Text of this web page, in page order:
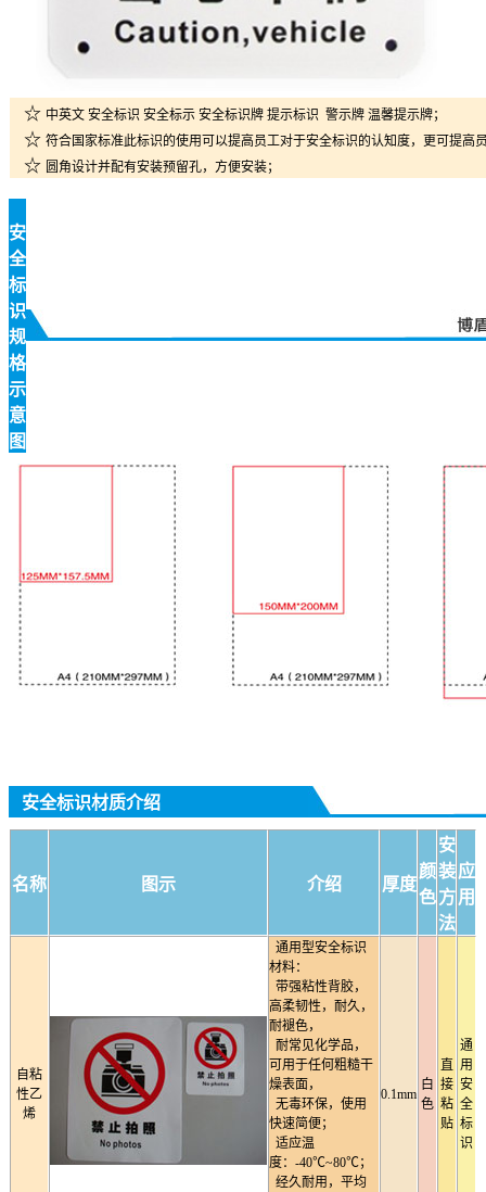
☆ 中英文 安全标识 安全标示 安全标识牌 提示标识 警示牌 温馨提示牌；
☆ 符合国家标准此标识的使用可以提高员工对于安全标识的认知度，更可提高
☆ 圆角设计并配有安装预留孔，方便安装；
安
全
标
识
规
格
示
意
图
安全标识材质介绍
名称 图示 介绍 厚度
颜
色
安
装
方
法
应
用
自粘
性乙
烯
通用型安全标识
材料：
带强粘性背胶，
高柔韧性，耐久，
耐褪色，
耐常见化学品，
可用于任何粗糙干
燥表面，
无毒环保，使用
快速简便；
适应温
度：-40℃~80℃；
经久耐用，平均
0.1mm
白
色
直
接
粘
贴
通
用
安
全
标
识